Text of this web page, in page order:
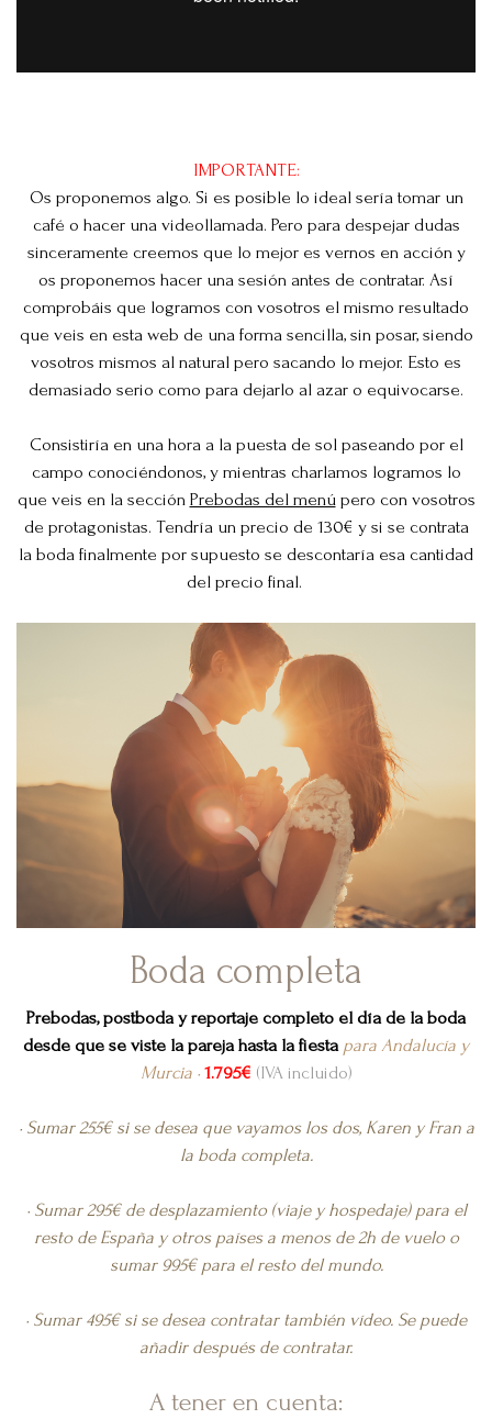
IMPORTANTE:
Os proponemos algo. Si es posible lo ideal sería tomar un
café o hacer una videollamada. Pero para despejar dudas
sinceramente creemos que lo mejor es vernos en acción y
os proponemos hacer una sesión antes de contratar. Así
comprobáis que logramos con vosotros el mismo resultado
que veis en esta web de una forma sencilla, sin posar, siendo
vosotros mismos al natural pero sacando lo mejor. Esto es
demasiado serio como para dejarlo al azar o equivocarse.
Consistiría en una hora a la puesta de sol paseando por el
campo conociéndonos, y mientras charlamos logramos lo
que veis en la sección Prebodas del menú pero con vosotros
de protagonistas. Tendría un precio de 130€ y si se contrata
la boda finalmente por supuesto se descontaría esa cantidad
del precio final.
Boda completa
Prebodas, postboda y reportaje completo el día de la boda
desde que se viste la pareja hasta la fiesta para Andalucía y
Murcia ·1.795€ (IVA incluido)
· Sumar 255€ si se desea que vayamos los dos, Karen y Fran a
la boda completa.
· Sumar 295€ de desplazamiento (viaje y hospedaje) para el
resto de España y otros países a menos de 2h de vuelo o
sumar 995€ para el resto del mundo.
· Sumar 495€ si se desea contratar también vídeo. Se puede
añadir después de contratar.
A tener en cuenta: